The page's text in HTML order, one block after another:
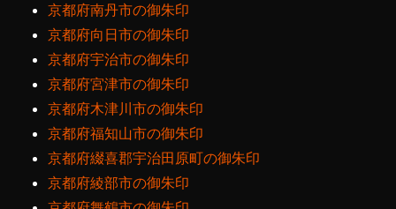
京都府南丹市の御朱印
京都府向日市の御朱印
京都府宇治市の御朱印
京都府宮津市の御朱印
京都府木津川市の御朱印
京都府福知山市の御朱印
京都府綴喜郡宇治田原町の御朱印
京都府綾部市の御朱印